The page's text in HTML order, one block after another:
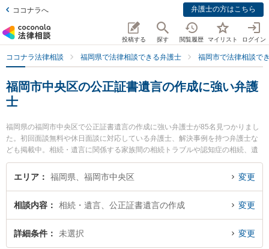
ココナラへ 弁護士の方はこちら
投稿する 探す 閲覧履歴 マイリスト ログイン
ココナラ法律相談 福岡県で法律相談できる弁護士 福岡市で法律相談で
福岡市中央区の公正証書遺言の作成に強い弁護
士
福岡県の福岡市中央区で公正証書遺言の作成に強い弁護士が85名見つかりまし
た。初回面談無料や休日面談に対応している弁護士、解決事例を持つ弁護士な
ども掲載中。相続・遺言に関係する家族間の相続トラブルや認知症の相続、遺
産分割等の細かな分野での絞り込み検索もでき便利です。特に赤坂協同法律事
務所の佐宗 光弁護士や福岡城南法律事務所の安河内 涼介弁護士、瀬戸法律事務
ルを今すぐに弁護士に相談したい』『公正証書遺言の作成のトラブル解決の実
績豊富な近くの弁護士を検索したい』『初回相談無料で公正証書遺言の作成を
法律相談できる福岡市中央区内の弁護士に相談予約したい』などでお困りの相
エリア 福岡県、福岡市中央区 変更
相談内容 相続・遺言、公正証書遺言の作成 変更
詳細条件 未選択 変更